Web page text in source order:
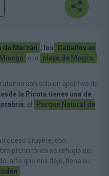
de Marzán , los
Caballos en
Miengo o la playa de Mogro
son solo un aperitivo de
la Picota tienes una de
, el
Parque Natural de
queso Gruyère, con
prehistórico se refugió del
arte que nos dejó, tiene su
.